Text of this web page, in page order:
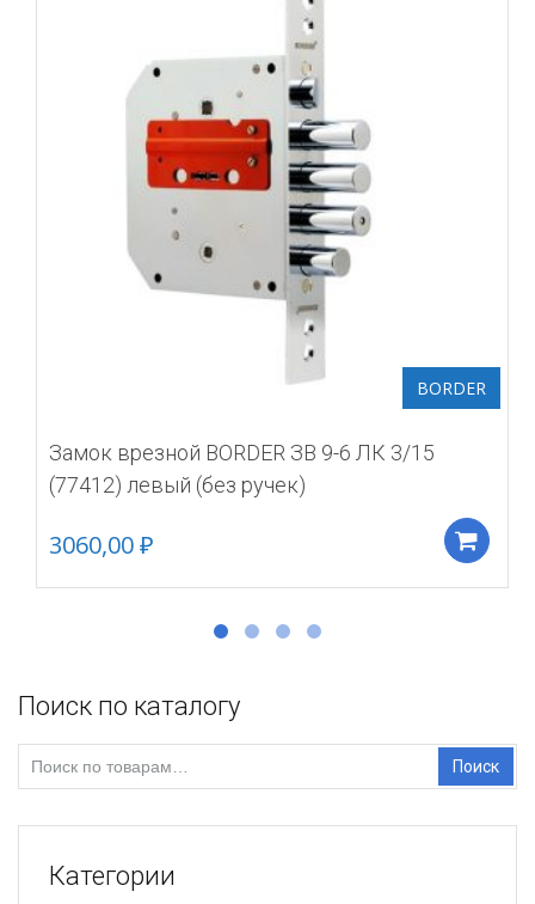
BORDER
Замок врезной BORDER ЗВ 9-6 ЛК 3/15
(77412) левый (без ручек)
3060,00₽
Поиск по каталогу
Поиск
Категории